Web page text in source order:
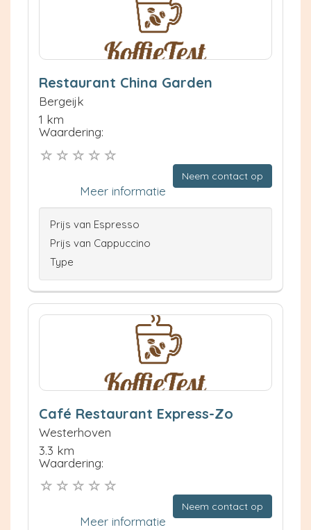
Restaurant China Garden
Bergeijk
1 km
Waardering:
Neem contact op
Meer informatie
Prijs van Espresso
Prijs van Cappuccino
Type
Café Restaurant Express-Zo
Westerhoven
3.3 km
Waardering:
Neem contact op
Meer informatie